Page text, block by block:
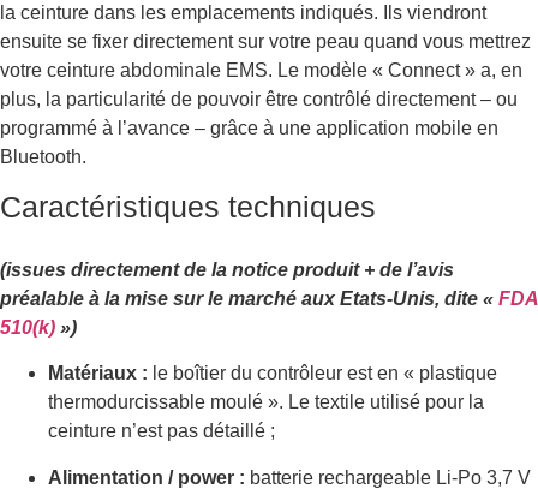
la ceinture dans les emplacements indiqués. Ils viendront
ensuite se fixer directement sur votre peau quand vous mettrez
votre ceinture abdominale EMS. Le modèle « Connect » a, en
plus, la particularité de pouvoir être contrôlé directement – ou
programmé à l’avance – grâce à une application mobile en
Bluetooth.
Caractéristiques techniques
(issues directement de la notice produit + de l’avis
préalable à la mise sur le marché aux Etats-Unis, dite « FDA
510(k) »)
Matériaux : le boîtier du contrôleur est en « plastique
thermodurcissable moulé ». Le textile utilisé pour la
ceinture n’est pas détaillé ;
Alimentation / power : batterie rechargeable Li‑Po 3,7 V